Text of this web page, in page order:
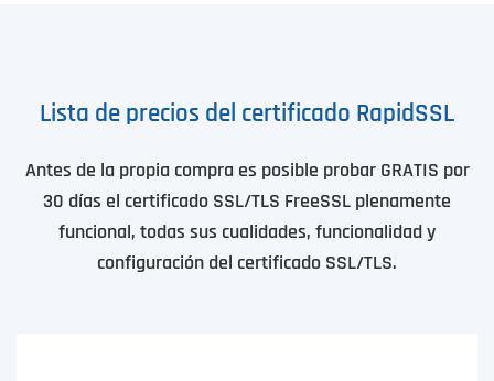
Lista de precios del certificado RapidSSL
Antes de la propia compra es posible probar GRATIS por
30 días el certificado SSL/TLS FreeSSL plenamente
funcional, todas sus cualidades, funcionalidad y
configuración del certificado SSL/TLS.